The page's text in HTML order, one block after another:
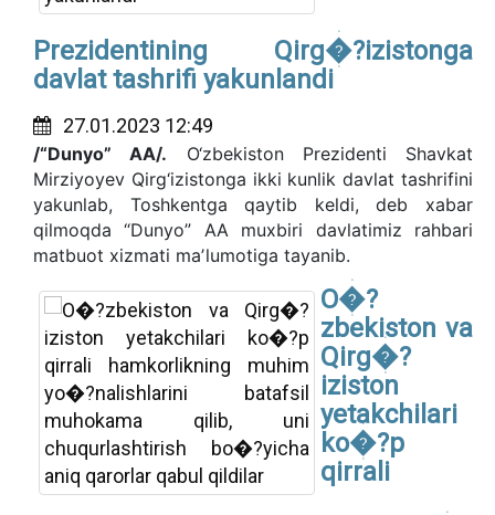
Prezidentining Qirg�?izistonga
davlat tashrifi yakunlandi
27.01.2023 12:49
/“Dunyo” AA/. O‘zbekiston Prezidenti Shavkat
Mirziyoyev Qirg‘izistonga ikki kunlik davlat tashrifini
yakunlab, Toshkentga qaytib keldi, deb xabar
qilmoqda “Dunyo” AA muxbiri davlatimiz rahbari
matbuot xizmati maʼlumotiga tayanib.
O�?
zbekiston va
Qirg�?
iziston
yetakchilari
ko�?p
qirrali